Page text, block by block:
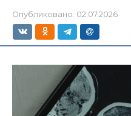
Опубликовано: 02.07.2026